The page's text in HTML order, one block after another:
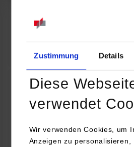
Zustimmung Details
Diese
verwendet
Wir verwenden Cookies, um
Anzeigen zu personalisieren,
Online INDIS-Infoveranstaltung für
Zum Event
Technologietag: Clean
nachhaltige Mobilität im
16.09.2026 - 17.09.2026